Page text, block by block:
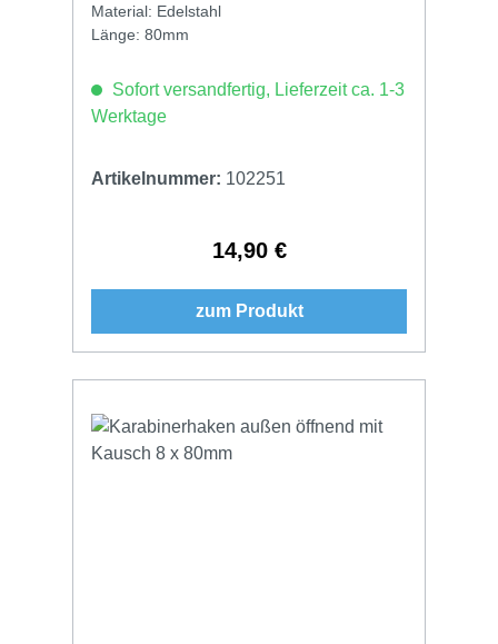
Material: Edelstahl
Länge: 80mm
Sofort versandfertig, Lieferzeit ca. 1-3
Werktage
Artikelnummer: 102251
Regulärer Preis:
14,90 €
zum Produkt